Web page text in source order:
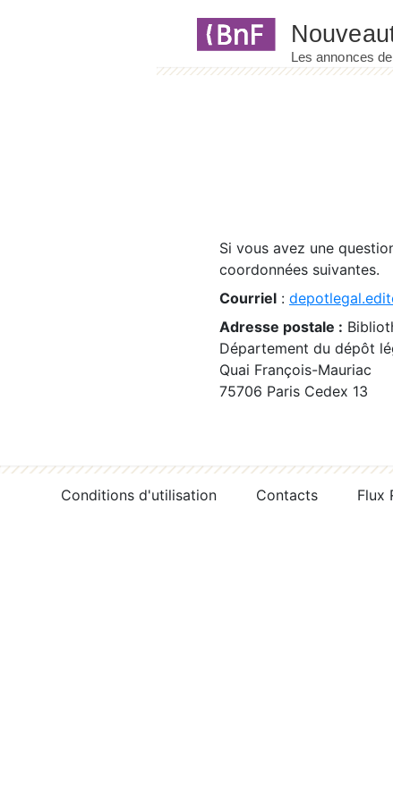
Si vous avez une
coordonnées suivantes.
Courriel :
Adresse postale :
Département du dépôt
Quai François-Mauriac
75706 Paris Cedex 13
Conditions d'utilisation Contacts Flux